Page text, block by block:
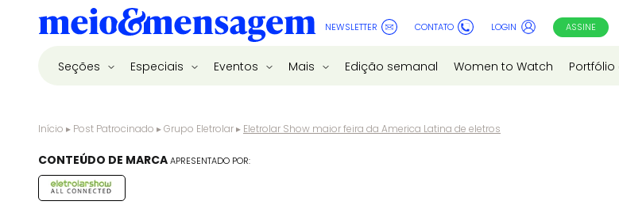
NEWSLETTER CONTATO LOGIN ASSINE
Seções Especiais Eventos Mais Edição semanal Women to Watch
Início ▸ Post Patrocinado ▸Grupo Eletrolar▸ Eletrolar Show maior feira da America Latina de eletros
CONTEÚDO DE MARCAAPRESENTADO POR: